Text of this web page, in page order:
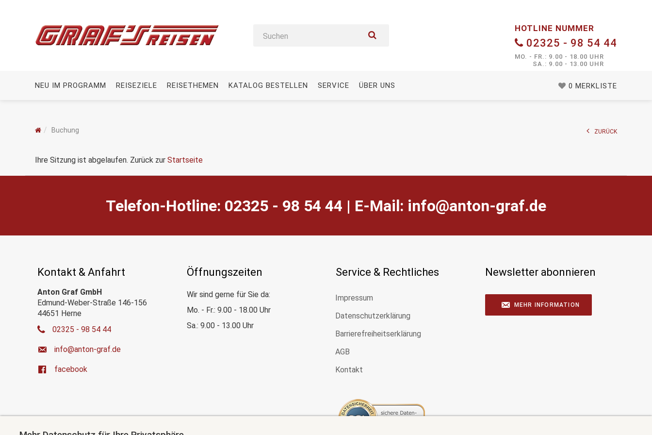
0 MERKLISTE
HOTLINE NUMMER
02325 - 98 54 44
MO. - FR.: 9.00 - 18.00 UHR
SA.: 9.00 - 13.00 UHR
NEU IM PROGRAMM REISEZIELE REISETHEMEN KATALOG BESTELLEN SERVICE ÜBER UNS
Buchung ZURÜCK
Ihre Sitzung ist abgelaufen. Zurück zur Startseite
Telefon-Hotline: 02325 - 98 54 44 | E-Mail: ed.farg-notna@ofni
Kontakt & Anfahrt
Anton Graf GmbH
Edmund-Weber-Straße 146-156
44651 Herne
02325 - 98 54 44
ed.farg-notna@ofni
facebook
Öffnungszeiten
Wir sind gerne für Sie da:
Mo. - Fr.: 9.00 - 18.00 Uhr
Sa.: 9.00 - 13.00 Uhr
Service & Rechtliches
Impressum
Datenschutzerklärung
Barrierefreiheitserklärung
AGB
Kontakt
Newsletter abonnieren
MEHR INFORMATION